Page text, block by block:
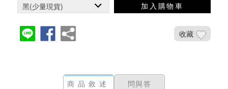
加入購物車
收藏
商品敘述 問與答